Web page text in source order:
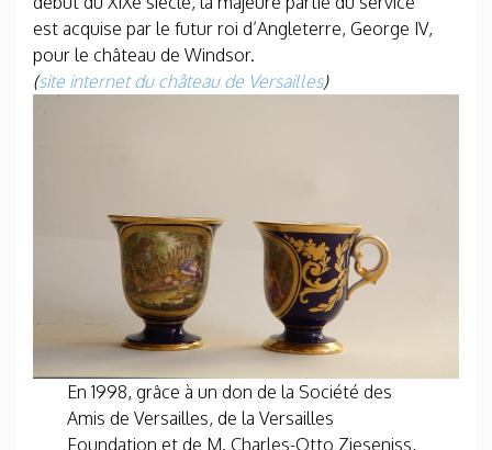
est acquise par le futur roi d’Angleterre, George IV,
pour le château de Windsor.
(site internet du château de Versailles)
En 1998, grâce à un don de la Société des
Amis de Versailles, de la Versailles
Foundation et de M. Charles-Otto Zieseniss,